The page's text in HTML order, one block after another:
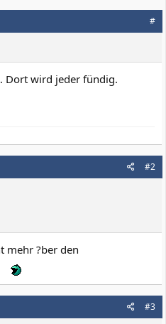
#
. Dort wird jeder fündig.
#2
mehr ?ber den
#3